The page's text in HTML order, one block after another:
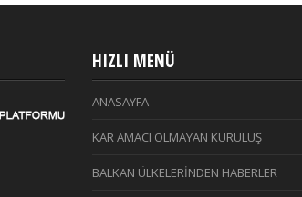
HIZLI MENÜ
ANASAYFA
KAR AMACI OLMAYAN KURULUŞ
BALKAN ÜLKELERİNDEN HABERLER